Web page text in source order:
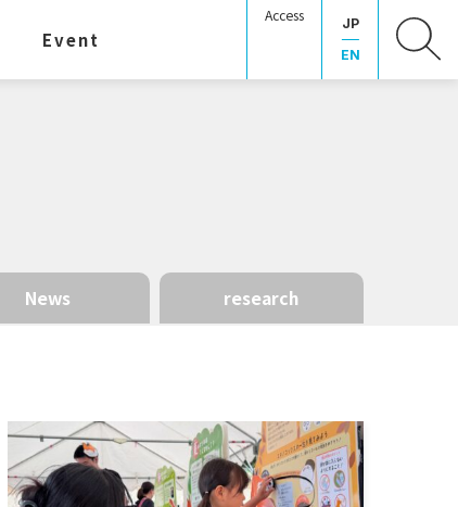
Event
Access
JP
EN
News research